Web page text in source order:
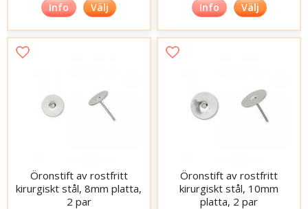
Info Välj Info Välj
Öronstift av rostfritt
kirurgiskt stål, 8mm platta,
2 par
Öronstift av rostfritt
kirurgiskt stål, 10mm
platta, 2 par